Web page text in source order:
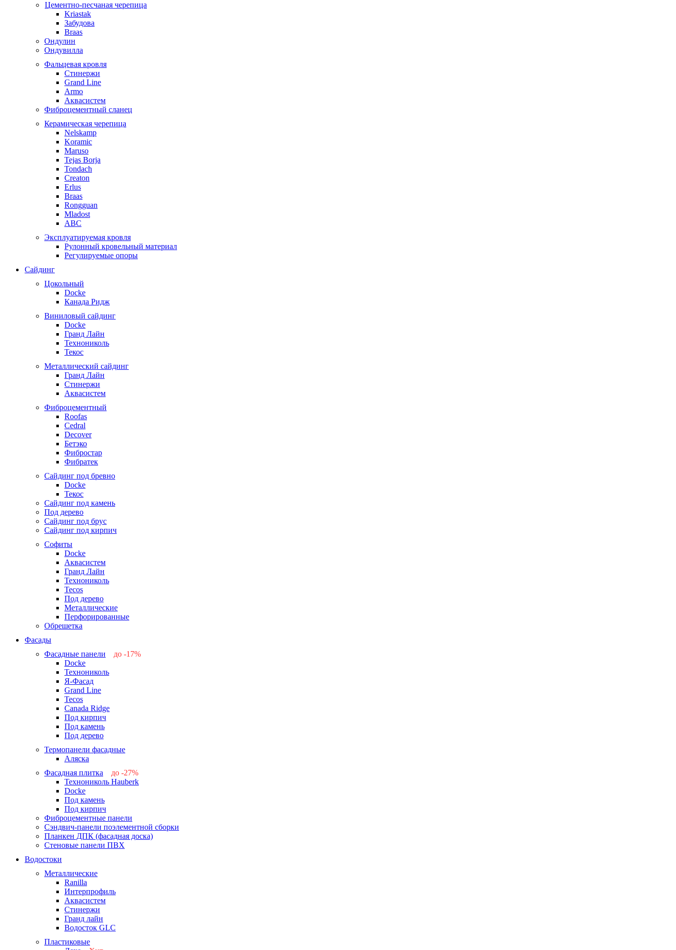
Цементно-песчаная черепица
Kriastak
Забудова
Braas
Ондулин
Ондувилла
Фальцевая кровля
Стинержи
Grand Line
Armo
Аквасистем
Фиброцементный сланец
Керамическая черепица
Nelskamp
Koramic
Maruso
Tejas Borja
Tondach
Creaton
Erlus
Braas
Rongguan
Mladost
ABC
Эксплуатируемая кровля
Рулонный кровельный материал
Регулируемые опоры
Сайдинг
Цокольный
Docke
Канада Ридж
Виниловый сайдинг
Docke
Гранд Лайн
Технониколь
Текос
Металлический сайдинг
Гранд Лайн
Стинержи
Аквасистем
Фиброцементный
Roofas
Cedral
Decover
Бетэко
Фибростар
Фибратек
Сайдинг под бревно
Docke
Текос
Сайдинг под камень
Под дерево
Сайдинг под брус
Сайдинг под кирпич
Софиты
Docke
Аквасистем
Гранд Лайн
Технониколь
Tecos
Под дерево
Металлические
Перфорированные
Обрешетка
Фасады
Фасадные панели
до -17%
Docke
Технониколь
Я-Фасад
Grand Line
Tecos
Canada Ridge
Под кирпич
Под камень
Под дерево
Термопанели фасадные
Аляска
Фасадная плитка
до -27%
Технониколь Hauberk
Docke
Под камень
Под кирпич
Фиброцементные панели
Сэндвич-панели поэлементной сборки
Планкен ДПК (фасадная доска)
Стеновые панели ПВХ
Водостоки
Металлические
Ranilla
Интерпрофиль
Аквасистем
Стинержи
Гранд лайн
Водосток GLC
Пластиковые